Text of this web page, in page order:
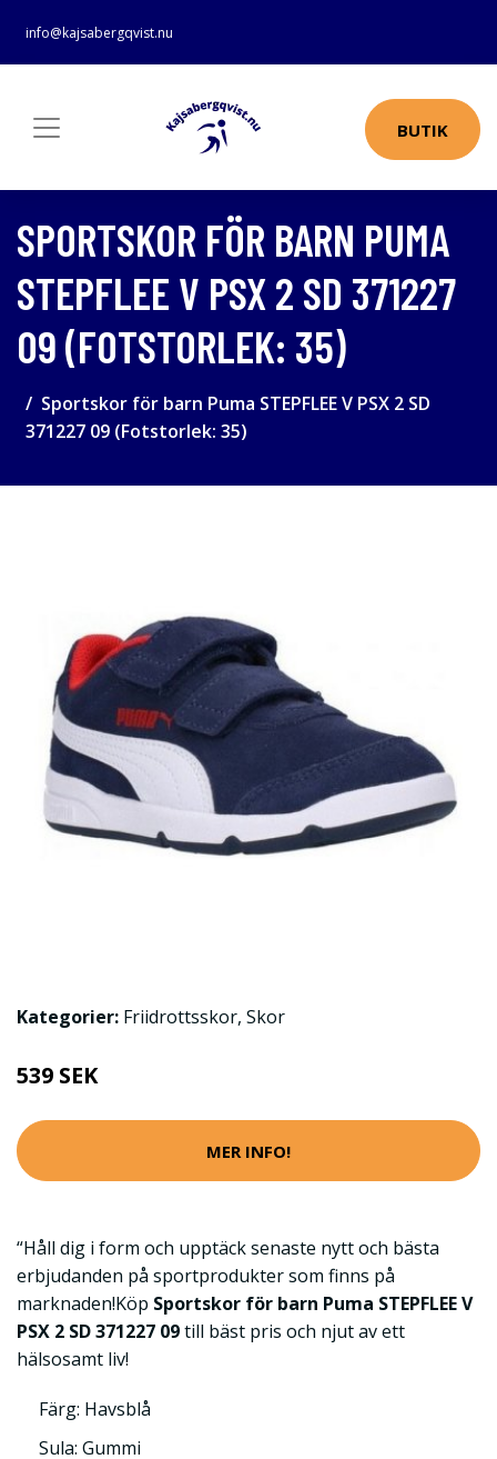
info@kajsabergqvist.nu
BUTIK
SPORTSKOR FÖR BARN PUMA
STEPFLEE V PSX 2 SD 371227
09 (FOTSTORLEK: 35)
Sportskor för barn Puma STEPFLEE V PSX 2 SD
371227 09 (Fotstorlek: 35)
Kategorier: Friidrottsskor, Skor
539 SEK
MER INFO!
“Håll dig i form och upptäck senaste nytt och bästa
erbjudanden på sportprodukter som finns på
marknaden!Köp Sportskor för barn Puma STEPFLEE V
PSX 2 SD 371227 09till bäst pris och njut av ett
hälsosamt liv!
Färg: Havsblå
Sula: Gummi